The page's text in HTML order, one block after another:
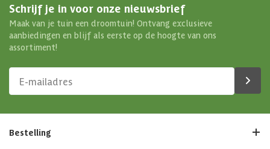
Schrijf je in voor onze nieuwsbrief
Maak van je tuin een droomtuin! Ontvang exclusieve
aanbiedingen en blijf als eerste op de hoogte van ons
assortiment!
Bestelling